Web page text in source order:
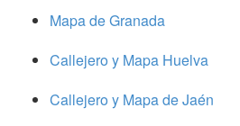
Mapa de Granada
Callejero y Mapa Huelva
Callejero y Mapa de Jaén